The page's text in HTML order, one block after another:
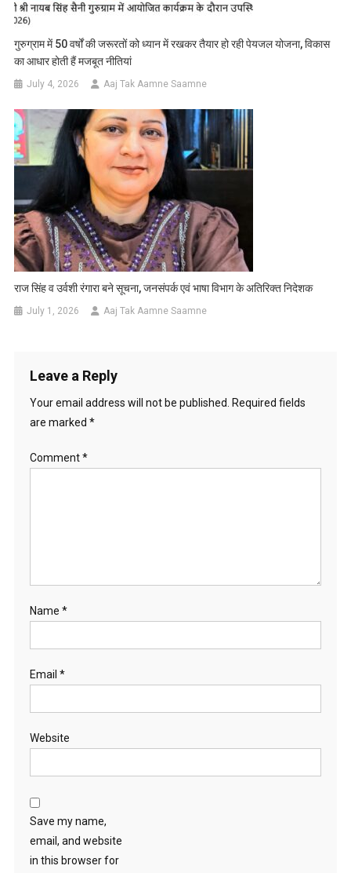
गुरुग्राम में 50 वर्षों की जरूरतों को ध्यान में रखकर तैयार हो रही पेयजल योजना, विकास
का आधार होती हैं मजबूत नीतियां
July 4, 2026 Aaj Tak Aamne Saamne
राज सिंह व उर्वशी रंगारा बने सूचना, जनसंपर्क एवं भाषा विभाग के अतिरिक्त निदेशक
July 1, 2026 Aaj Tak Aamne Saamne
Leave a Reply
Your email address will not be published. Required fields
are marked *
Comment*
Name *
Email *
Website
Save my name,
email, and website
in this browser for